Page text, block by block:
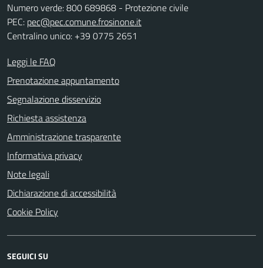
Numero verde: 800 689868 - Protezione civile
PEC: pec@pec.comune.frosinone.it
Centralino unico: +39 0775 2651
Leggi le FAQ
Prenotazione appuntamento
Segnalazione disservizio
Richiesta assistenza
Amministrazione trasparente
Informativa privacy
Note legali
Dichiarazione di accessibilità
Cookie Policy
SEGUICI SU